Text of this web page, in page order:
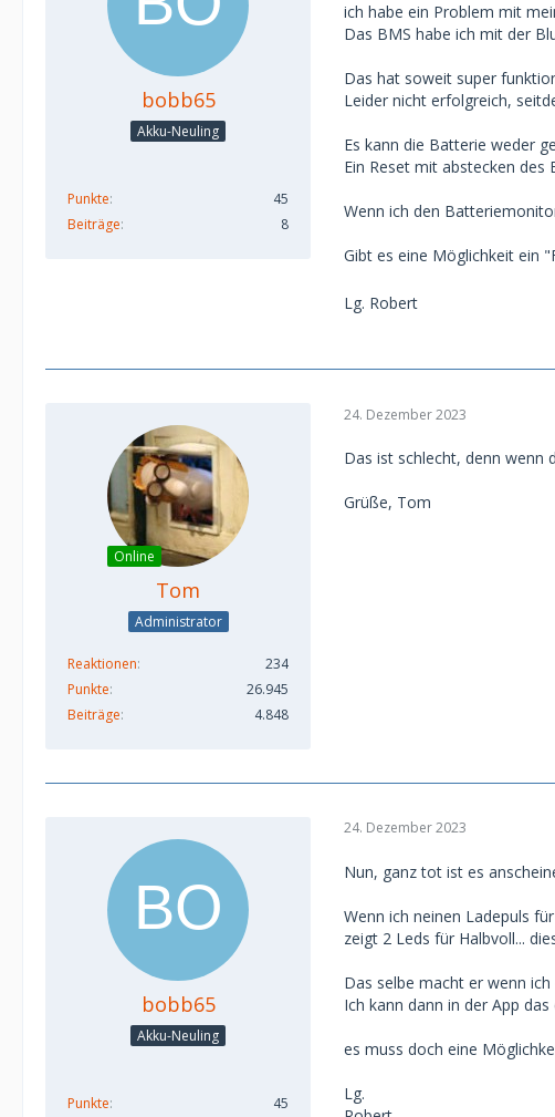
bobb65
Akku-Neuling
Punkte
45
Beiträge
8
ich habe ein Problem mit
Das BMS habe ich mit der
Das hat soweit super
Leider nicht erfolgreich,
Es kann die Batterie weder
Ein Reset mit abstecken des
Wenn ich den
Gibt es eine Möglichkeit ein
Lg. Robert
Online
Tom
Administrator
Reaktionen
234
Punkte
26.945
Beiträge
4.848
24. Dezember 2023
Das ist schlecht, denn wenn
Grüße, Tom
bobb65
Akku-Neuling
Punkte
45
24. Dezember 2023
Nun, ganz tot ist es
Wenn ich neinen Ladepuls
zeigt 2 Leds für Halbvoll...
Das selbe macht er wenn
Ich kann dann in der App
es muss doch eine
Lg.